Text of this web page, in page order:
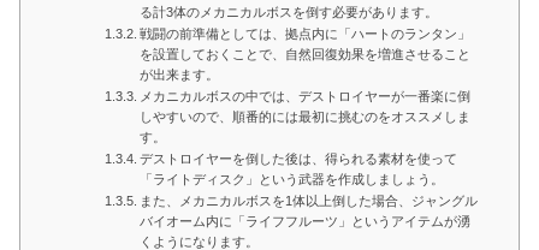
る計3体のメカニカルボスを倒す必要があります。
戦闘の前準備としては、拠点内に「ハートのランタン」
を設置しておくことで、自然回復効果を増進させること
が出来ます。
メカニカルボスの中では、デストロイヤーが一番楽に倒
しやすいので、順番的には最初に挑むのをオススメしま
す。
デストロイヤーを倒した後は、得られる素材を使って
「ライトディスク」という武器を作成しましょう。
また、メカニカルボスを1体以上倒した場合、ジャングル
バイオーム内に「ライフフルーツ」というアイテムが湧
くようになります。